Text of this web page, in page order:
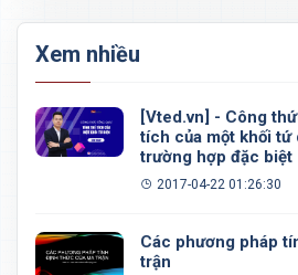
Xem nhiều
[Vted.vn] - Công
tích của một khối tứ
trường hợp đặc biệt
2017-04-22 01:26:30
Các phương pháp
trận